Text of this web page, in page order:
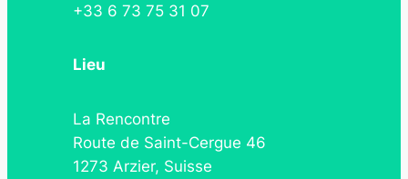
+33 6 73 75 31 07
Lieu
La Rencontre
Route de Saint-Cergue 46
1273 Arzier, Suisse